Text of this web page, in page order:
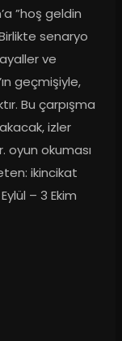
”hoş geldin
senaryo
ve
geçmişiyle,
Bu çarpışma
izler
oyun okuması
ikincikat
– 3 Ekim